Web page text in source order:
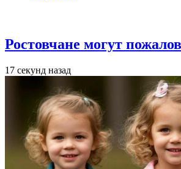
Ростовчане могут
17 секунд назад